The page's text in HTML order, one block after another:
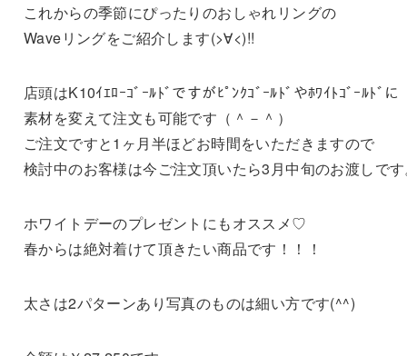
これからの季節にぴったりのおしゃれリングの
Waveリングをご紹介します(>∀<)!!
店頭はK10ｲｴﾛｰｺﾞｰﾙﾄﾞですがﾋﾟﾝｸｺﾞｰﾙﾄﾞやﾎﾜｲﾄｺﾞｰﾙﾄﾞに
素材を変えて注文も可能です（＾－＾）
ご注文ですと1ヶ月半ほどお時間をいただきますので
検討中のお客様は今ご注文頂いたら3月中旬のお渡しで
ホワイトデーのプレゼントにもオススメ♡
春からは絶対着けて頂きたい商品です！！！
太さは2パターンあり写真のものは細い方です(^^)